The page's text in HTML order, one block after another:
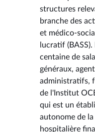
structures
branche des
et médico-
lucratif
centaine de
généraux,
administratifs,
de l'Institut
qui est un
autonome de
hospitalière